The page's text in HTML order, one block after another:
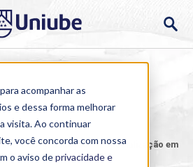
acompanhar as
e dessa forma melhorar
visita. Ao continuar
você concorda com nossa
o aviso deprivacidade e
> Pós-graduação > Especialização em
do Espectro do Autismo